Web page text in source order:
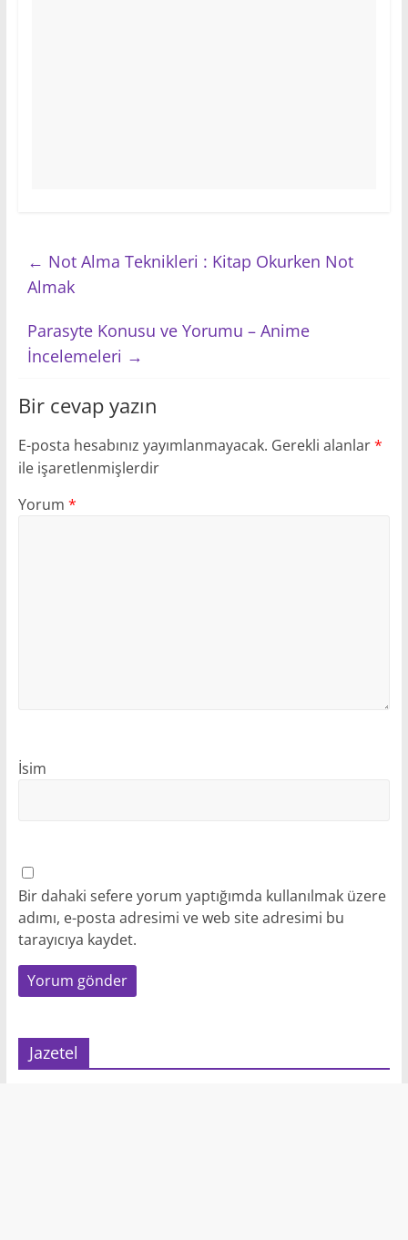
← Not Alma Teknikleri : Kitap Okurken Not
Almak
Parasyte Konusu ve Yorumu – Anime
İncelemeleri →
Bir cevap yazın
E-posta hesabınız yayımlanmayacak. Gerekli alanlar*
ile işaretlenmişlerdir
Yorum *
İsim
Bir dahaki sefere yorum yaptığımda kullanılmak üzere
adımı, e-posta adresimi ve web site adresimi bu
tarayıcıya kaydet.
Jazetel